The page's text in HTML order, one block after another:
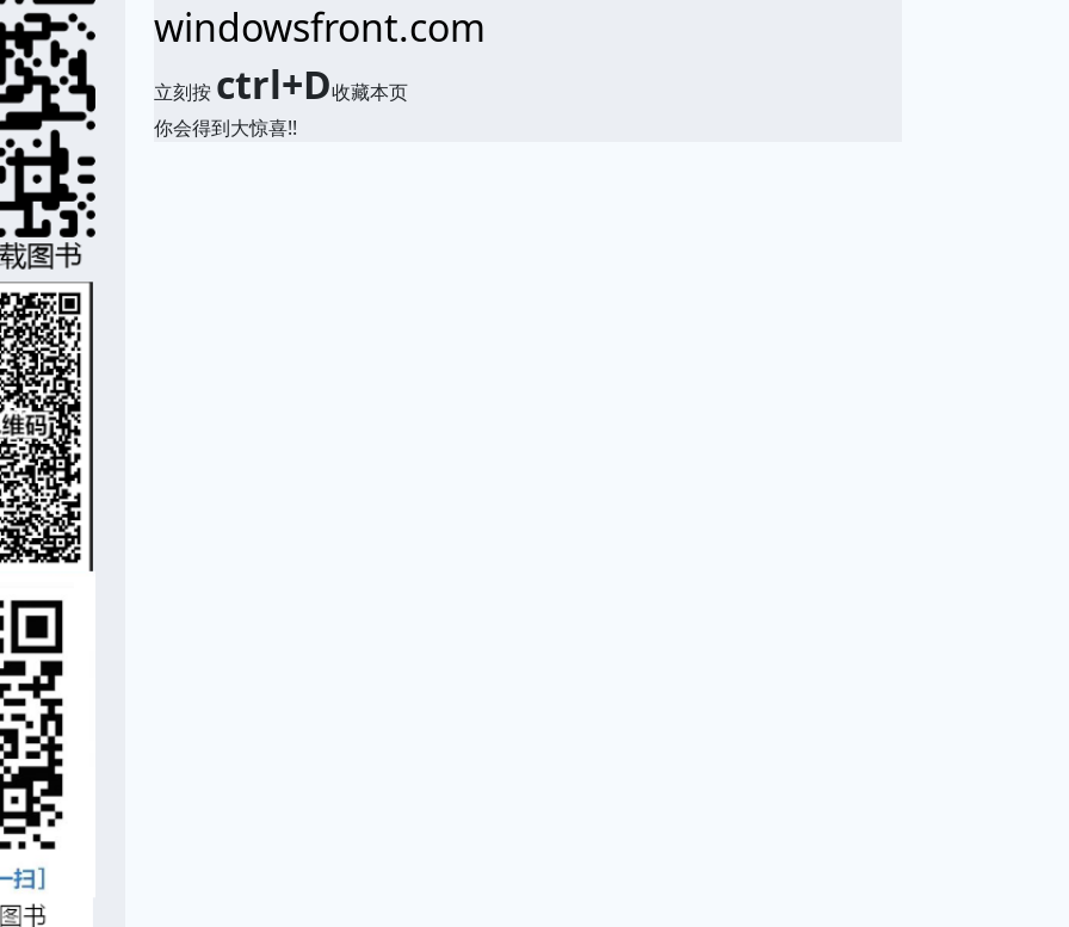
windowsfront.com
立刻按 ctrl+D收藏本页
你会得到大惊喜!!